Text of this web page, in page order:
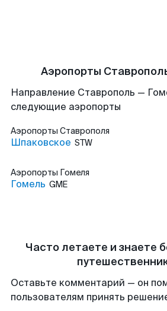
Аэропорты
Направление Ставрополь —
следующие аэропорты
Аэропорты Ставрополя
Шпаковское STW
Аэропорты Гомеля
Гомель GME
Часто летаете и знаете
Оставьте комментарий — он
пользователям принять